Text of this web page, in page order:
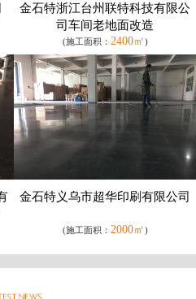
金石特浙江台州联特科技有限公
司车间老地面改造
(施工面积： 2400㎡)
金石特义乌市超华印刷有限公司
(施工面积： 2000㎡)